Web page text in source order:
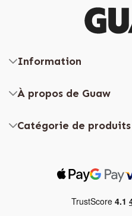
Information
À propos de Guaw
Catégorie de produits